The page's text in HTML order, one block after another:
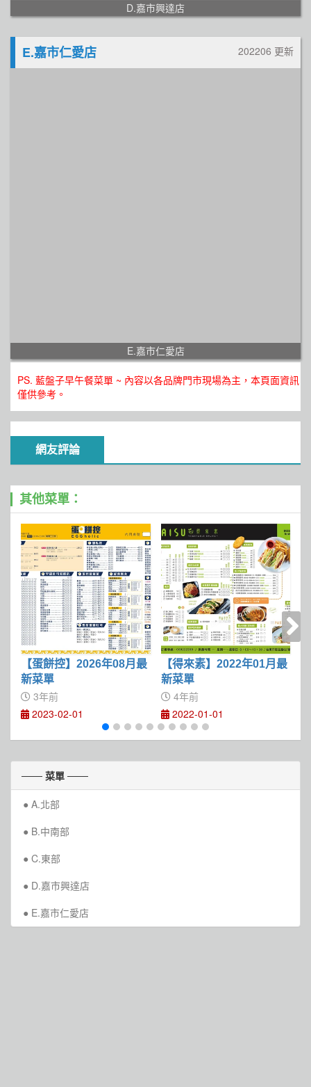
D.嘉市興達店
E.嘉市仁愛店 202206 更新
E.嘉市仁愛店
PS. 藍盤子早午餐菜單 ~ 內容以各品牌門市現場為主，本頁面資訊
僅供參考。
網友評論
其他菜單：
【蛋餅控】2026年08月最
新菜單
3年前
2023-02-01
【得來素】2022年01月最
新菜單
4年前
2022-01-01
─── 菜單 ───
A.北部
B.中南部
C.東部
D.嘉市興達店
E.嘉市仁愛店